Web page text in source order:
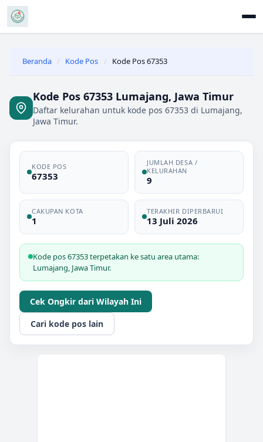
Beranda / Kode Pos / Kode Pos 67353
Kode Pos 67353 Lumajang, Jawa Timur
Daftar kelurahan untuk kode pos 67353 di Lumajang,
Jawa Timur.
KODE POS
67353
JUMLAH DESA /
KELURAHAN
9
CAKUPAN KOTA
1
TERAKHIR DIPERBARUI
13 Juli 2026
Kode pos 67353 terpetakan ke satu area utama:
Lumajang, Jawa Timur.
Cek Ongkir dari Wilayah Ini
Cari kode pos lain